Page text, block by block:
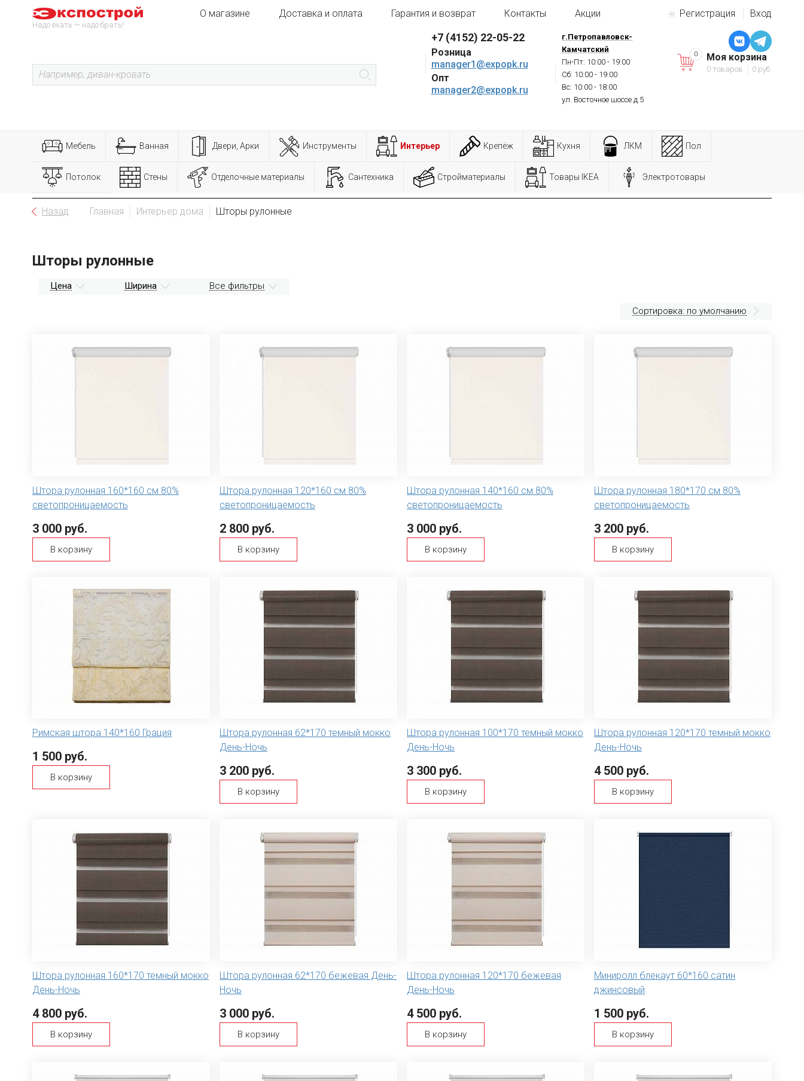
Надо ехать — надо брать!
Регистрация Вход
О магазине Доставка и оплата Гарантия и возврат Контакты Акции
+7 (4152) 22-05-22
Розница
manager1@expopk.ru
Опт
manager2@expopk.ru
г.Петропавловск-
Камчатский
Пн-Пт: 10:00 - 19:00
Сб: 10:00 - 19:00
Вс: 10:00 - 18:00
ул. Восточное шоссе д.5
Моя корзина
0 товаров 0 руб.
0
Мебель Ванная Двери, Арки Инструменты Интерьер Крепёж Кухня ЛКМ Пол
Потолок Стены Отделочные материалы Сантехника Стройматериалы Товары IKEA Электротовары
Назад Главная Интерьер дома Шторы рулонные
Шторы рулонные
Цена Ширина Все фильтры
Сортировка: по умолчанию
Штора рулонная 160*160 см 80%
светопроницаемость
3 000 руб.
В корзину
Штора рулонная 120*160 см 80%
светопроницаемость
2 800 руб.
В корзину
Штора рулонная 140*160 см 80%
светопроницаемость
3 000 руб.
В корзину
Штора рулонная 180*170 см 80%
светопроницаемость
3 200 руб.
В корзину
Римская штора 140*160 Грация
1 500 руб.
В корзину
Штора рулонная 62*170 темный мокко
День-Ночь
3 200 руб.
В корзину
Штора рулонная 100*170 темный мокко
День-Ночь
3 300 руб.
В корзину
Штора рулонная 120*170 темный мокко
День-Ночь
4 500 руб.
В корзину
Штора рулонная 160*170 темный мокко
День-Ночь
4 800 руб.
В корзину
Штора рулонная 62*170 бежевая День-
Ночь
3 000 руб.
В корзину
Штора рулонная 120*170 бежевая
День-Ночь
4 500 руб.
В корзину
Миниролл блекаут 60*160 сатин
джинсовый
1 500 руб.
В корзину